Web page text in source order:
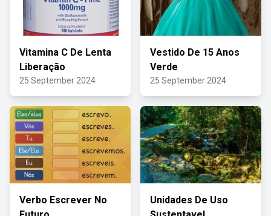
Vitamina C De Lenta
Liberação
25 September 2024
Vestido De 15 Anos
Verde
25 September 2024
Verbo Escrever No
Unidades De Uso